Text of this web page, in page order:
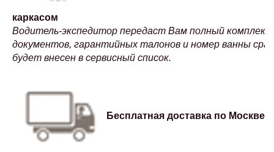
каркасом
Водитель-экспедитор передаст Вам полный комплект
документов, гарантийных талонов и номер ванны
будет внесен в сервисный список.
Бесплатная доставка по Москве и